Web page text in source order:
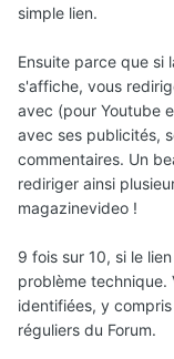
simple lien.
Ensuite parce que si
s'affiche, vous
avec (pour Youtube
avec ses publicités,
commentaires. Un
rediriger ainsi
magazinevideo !
9 fois sur 10, si le
problème technique.
identifiées, y
réguliers du Forum.